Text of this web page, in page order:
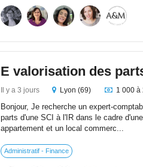
E valorisation des
Il y a 3 jours Lyon (69) 1 000 à
Bonjour, Je recherche un expert-
parts d'une SCI à l'IR dans le cadre
appartement et un local commerc...
Administratif - Finance